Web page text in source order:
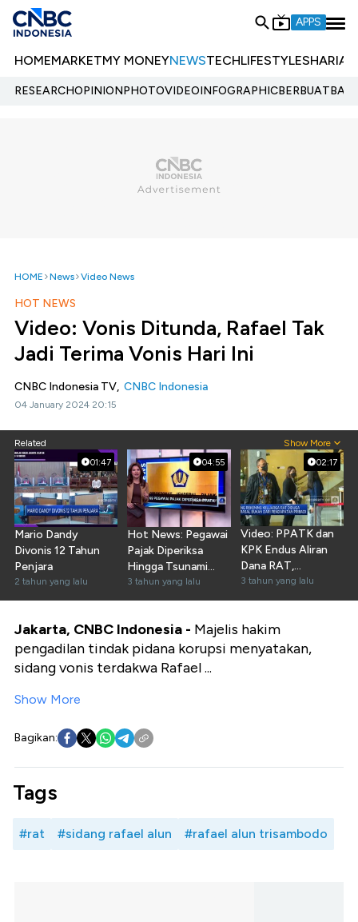
APPS
HOMEMARKETMY MONEYNEWSTECHLIFESTYLESHARIA
RESEARCHOPINIONPHOTOVIDEOINFOGRAPHIC
HOME News Video News
HOT NEWS
Video: Vonis Ditunda, Rafael Tak
Jadi Terima Vonis Hari Ini
CNBC Indonesia TV, CNBC Indonesia
04 January 2024 20:15
Related Show More
01:47
Mario Dandy
Divonis 12 Tahun
Penjara
2 tahun yang lalu
04:55
Hot News: Pegawai
Pajak Diperiksa
Hingga Tsunami
Besar India
3 tahun yang lalu
02:17
Video: PPATK dan
KPK Endus Aliran
Dana RAT,
Pencucian Uang?
3 tahun yang lalu
Jakarta, CNBC Indonesia - Majelis hakim
pengadilan tindak pidana korupsi menyatakan,
sidang vonis terdakwa Rafael ...
Show More
Bagikan:
Tags
#rat #sidang rafael alun #rafael alun trisambodo